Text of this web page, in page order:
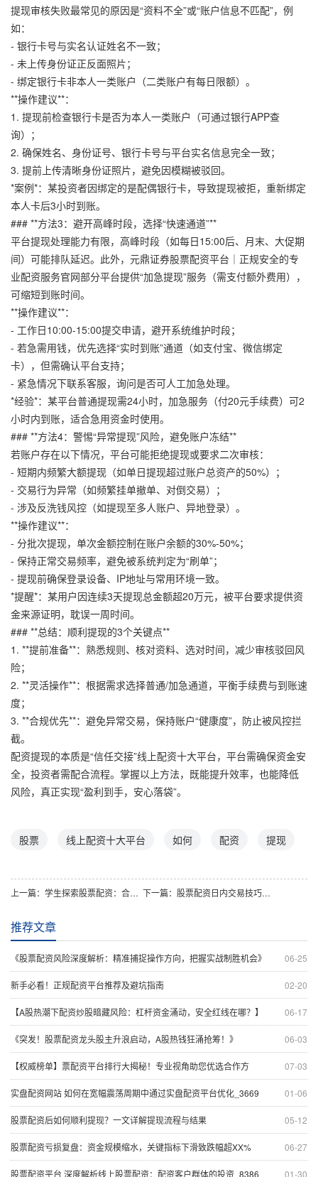
提现审核失败最常见的原因是“资料不全”或“账户信息不匹配”，例
如：
- 银行卡号与实名认证姓名不一致；
- 未上传身份证正反面照片；
- 绑定银行卡非本人一类账户（二类账户有每日限额）。
**操作建议**：
1. 提现前检查银行卡是否为本人一类账户（可通过银行APP查
询）；
2. 确保姓名、身份证号、银行卡号与平台实名信息完全一致；
3. 提前上传清晰身份证照片，避免因模糊被驳回。
*案例*：某投资者因绑定的是配偶银行卡，导致提现被拒，重新绑定
本人卡后3小时到账。
### **方法3：避开高峰时段，选择“快速通道”**
平台提现处理能力有限，高峰时段（如每日15:00后、月末、大促期
间）可能排队延迟。此外， 元鼎证券股票配资平台｜正规安全的专
业配资服务官网部分平台提供“加急提现”服务（需支付额外费用），
可缩短到账时间。
**操作建议**：
- 工作日10:00-15:00提交申请，避开系统维护时段；
- 若急需用钱，优先选择“实时到账”通道（如支付宝、微信绑定
卡），但需确认平台支持；
- 紧急情况下联系客服，询问是否可人工加急处理。
*经验*：某平台普通提现需24小时，加急服务（付20元手续费）可2
小时内到账，适合急用资金时使用。
### **方法4：警惕“异常提现”风险，避免账户冻结**
若账户存在以下情况，平台可能拒绝提现或要求二次审核：
- 短期内频繁大额提现（如单日提现超过账户总资产的50%）；
- 交易行为异常（如频繁挂单撤单、对倒交易）；
- 涉及反洗钱风控（如提现至多人账户、异地登录）。
**操作建议**：
- 分批次提现，单次金额控制在账户余额的30%-50%；
- 保持正常交易频率，避免被系统判定为“刷单”；
- 提现前确保登录设备、IP地址与常用环境一致。
*提醒*：某用户因连续3天提现总金额超20万元，被平台要求提供资
金来源证明，耽误一周时间。
### **总结：顺利提现的3个关键点**
1. **提前准备**：熟悉规则、核对资料、选对时间，减少审核驳回风
险；
2. **灵活操作**：根据需求选择普通/加急通道，平衡手续费与到账速
度；
3. **合规优先**：避免异常交易，保持账户“健康度”，防止被风控拦
截。
配资提现的本质是“信任交接”线上配资十大平台，平台需确保资金安
全，投资者需配合流程。掌握以上方法，既能提升效率，也能降低
风险，真正实现“盈利到手，安心落袋”。
股票 线上配资十大平台 如何 配资 提现
上一篇： 学生探索股票配资：合理规划能否收获额外收益？ 下一篇： 股票配资日内交易技巧：短线与长线策略的区别及选择
推荐文章
06-25
《股票配资风险深度解析：精准捕捉操作方向，把握实战制胜机会》
02-20
新手必看！正规配资平台推荐及避坑指南
06-17
【A股热潮下配资炒股暗藏风险：杠杆资金涌动，安全红线在哪？】
06-03
《突发！股票配资龙头股主升浪启动，A股热钱狂涌抢筹！》
07-03
【权威榜单】票配资平台排行大揭秘！专业视角助您优选合作方
01-06
实盘配资网站 如何在宽幅震荡周期中通过实盘配资平台优化_3669
05-12
股票配资后如何顺利提现？一文详解提现流程与结果
06-27
股票配资亏损复盘：资金规模缩水，关键指标下滑致跌幅超XX%
01-30
股票配资平台 深度解析线上股票配资：配资客户群体的投资_8386